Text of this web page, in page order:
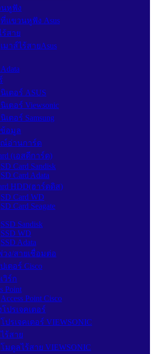
หูฟัง
ที่แขวนหูฟัง Asus
ร้สาย
เมาส์ไร้สายAsus
เตอร์ ASUS
เตอร์ Viewsonic
เตอร์ Samsung
อมูล
อ่านการ์ด
(เอสดีการ์ด)
SD Card Sandisk
SD Card Adata
HDD(ฮาร์ดดิส)
SD Card WD
SD Card Seagate
SSD Sandisk
SSD WD
SSD Adata
ง/สายเชื่อมต่อ
เตอร์ Cisco
วิร์ก
Point
Access Point Cisco
โปรเจคเตอร์
โปรเจคเตอร์ VIEWSONIC
ร้สาย
โมดูลไร้สาย VIEWSONIC